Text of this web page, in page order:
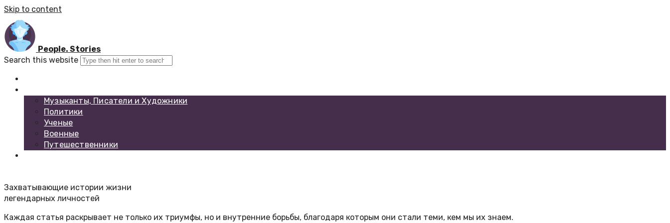
Skip to content
People. Stories
Search this website
Музыканты, Писатели и Художники
Политики
Ученые
Военные
Путешественники
Захватывающие истории жизни
легендарных личностей
Каждая статья раскрывает не только их триумфы, но и внутренние борьбы, благодаря которым они стали теми, кем мы их знаем.